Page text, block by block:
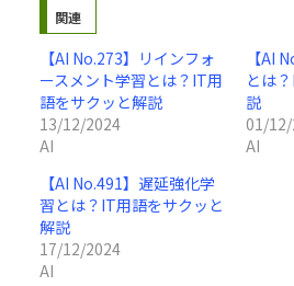
関連
【AI No.273】リインフォ
ースメント学習とは？IT用
語をサクッと解説
13/12/2024
AI
【AI
とは
説
01/
AI
【AI No.491】遅延強化学
習とは？IT用語をサクッと
解説
17/12/2024
AI